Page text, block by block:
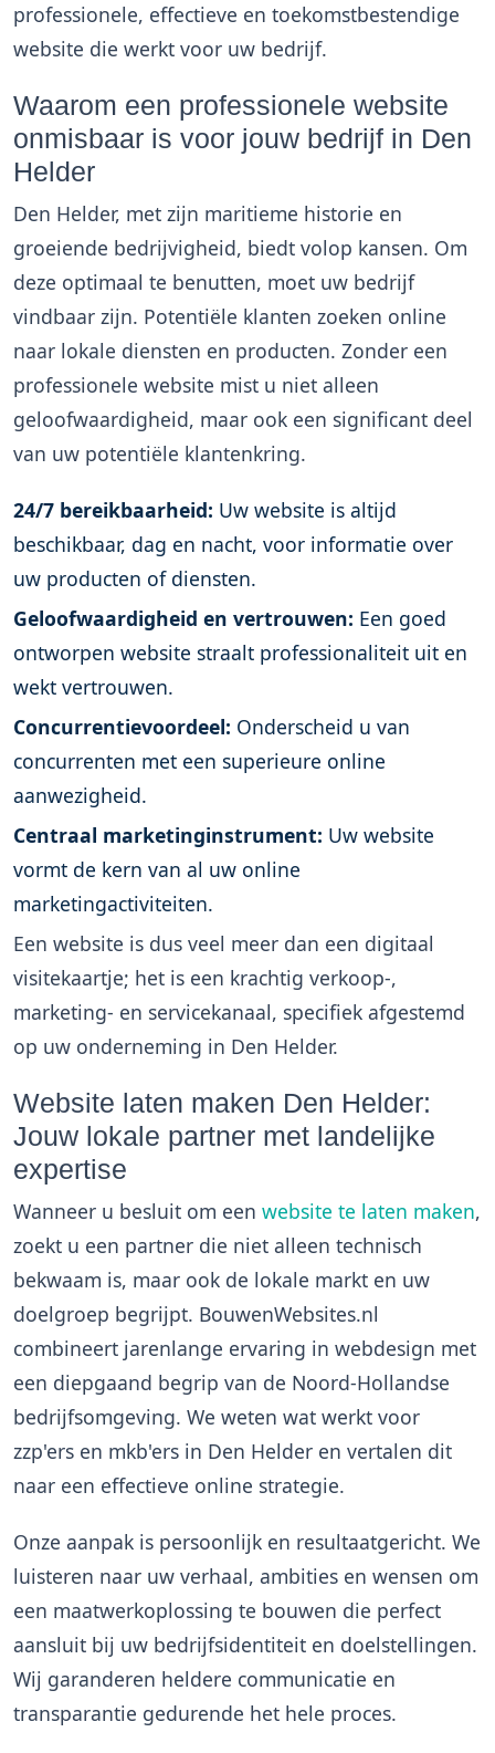
professionele, effectieve en toekomstbestendige
website die werkt voor uw bedrijf.
Waarom een professionele website
onmisbaar is voor jouw bedrijf in Den
Helder
Den Helder, met zijn maritieme historie en
groeiende bedrijvigheid, biedt volop kansen. Om
deze optimaal te benutten, moet uw bedrijf
vindbaar zijn. Potentiële klanten zoeken online
naar lokale diensten en producten. Zonder een
professionele website mist u niet alleen
geloofwaardigheid, maar ook een significant deel
van uw potentiële klantenkring.
24/7 bereikbaarheid: Uw website is altijd
beschikbaar, dag en nacht, voor informatie over
uw producten of diensten.
Geloofwaardigheid en vertrouwen: Een goed
ontworpen website straalt professionaliteit uit en
wekt vertrouwen.
Concurrentievoordeel: Onderscheid u van
concurrenten met een superieure online
aanwezigheid.
Centraal marketinginstrument: Uw website
vormt de kern van al uw online
marketingactiviteiten.
Een website is dus veel meer dan een digitaal
visitekaartje; het is een krachtig verkoop-,
marketing- en servicekanaal, specifiek afgestemd
op uw onderneming in Den Helder.
Website laten maken Den Helder:
Jouw lokale partner met landelijke
expertise
Wanneer u besluit om een website te laten maken,
zoekt u een partner die niet alleen technisch
bekwaam is, maar ook de lokale markt en uw
doelgroep begrijpt. BouwenWebsites.nl
combineert jarenlange ervaring in webdesign met
een diepgaand begrip van de Noord-Hollandse
bedrijfsomgeving. We weten wat werkt voor
zzp'ers en mkb'ers in Den Helder en vertalen dit
naar een effectieve online strategie.
Onze aanpak is persoonlijk en resultaatgericht. We
luisteren naar uw verhaal, ambities en wensen om
een maatwerkoplossing te bouwen die perfect
aansluit bij uw bedrijfsidentiteit en doelstellingen.
Wij garanderen heldere communicatie en
transparantie gedurende het hele proces.